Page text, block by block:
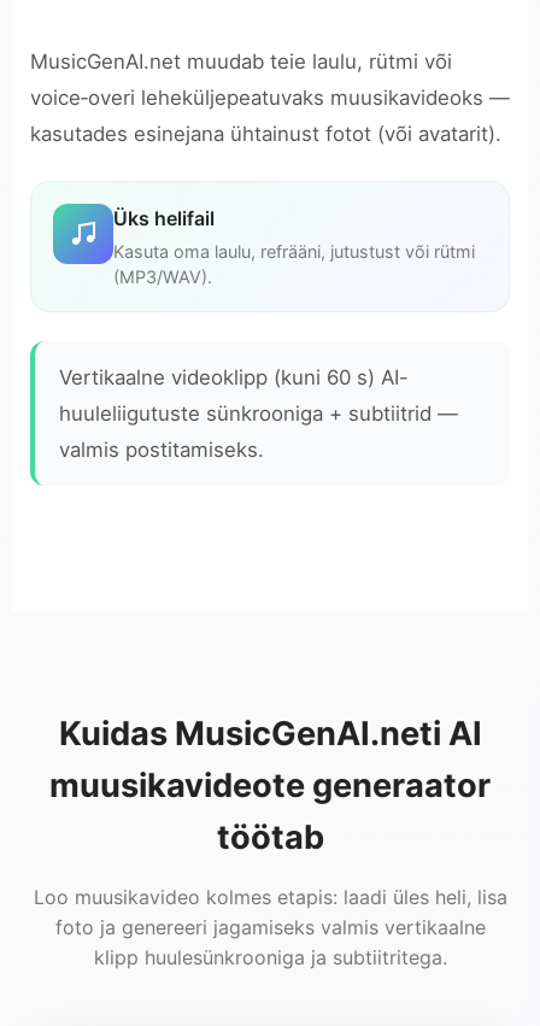
MusicGenAI.net muudab teie laulu, rütmi või
voice‑overi leheküljepeatuvaks muusikavideoks —
kasutades esinejana ühtainust fotot (või avatarit).
Üks helifail
Kasuta oma laulu, refrääni, jutustust või rütmi
(MP3/WAV).
Vertikaalne videoklipp (kuni 60 s) AI-
huuleliigutuste sünkrooniga + subtiitrid —
valmis postitamiseks.
Kuidas MusicGenAI.neti AI
muusikavideote generaator
töötab
Loo muusikavideo kolmes etapis: laadi üles heli, lisa
foto ja genereeri jagamiseks valmis vertikaalne
klipp huulesünkrooniga ja subtiitritega.